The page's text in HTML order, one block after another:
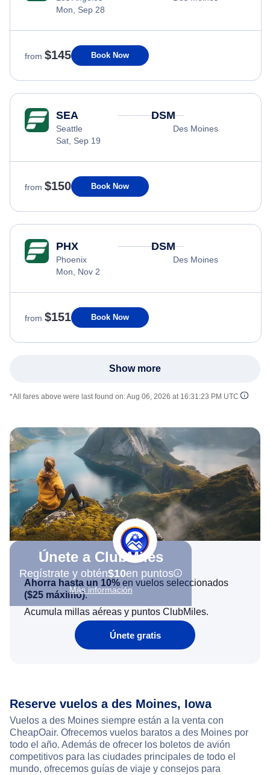
Mon, Sep 28
from $145 Book Now
SEA
Seattle
Sat, Sep 19
DSM
Des Moines
from $150 Book Now
PHX
Phoenix
Mon, Nov 2
DSM
Des Moines
from $151 Book Now
Show more
*All fares above were last found on:Aug 06, 2026 at 16:31:23 PM UTC
Únete a ClubMiles
Regístrate y obtén$10en puntos
Más información
Ahorra hasta un 10% en vuelos seleccionados
($25 máximo).
Acumula millas aéreas y puntos ClubMiles.
Únete gratis
Reserve vuelos a des Moines, Iowa
Vuelos a des Moines siempre están a la venta con
CheapOair. Ofrecemos vuelos baratos a des Moines por
todo el año. Además de ofrecer los boletos de avión
competitivos para las ciudades principales de todo el
mundo, ofrecemos guías de viaje y consejos para